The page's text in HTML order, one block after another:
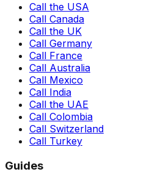
Call the USA
Call Canada
Call the UK
Call Germany
Call France
Call Australia
Call Mexico
Call India
Call the UAE
Call Colombia
Call Switzerland
Call Turkey
Guides